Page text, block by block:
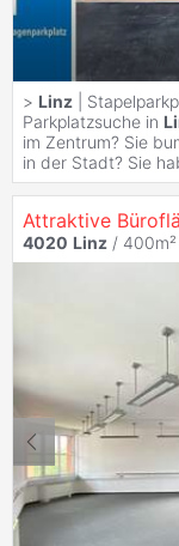
> Linz |
Parkplatzsuche in
im Zentrum? Sie
in der Stadt? Sie
Attraktive
4020 Linz / 400m²